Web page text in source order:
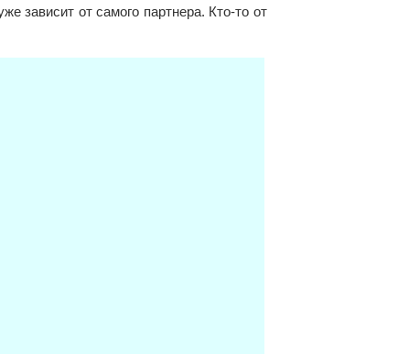
зависит от самого партнера. Кто-то от